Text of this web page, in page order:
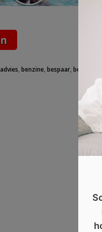
advies ,benzine ,bespaar ,besparen